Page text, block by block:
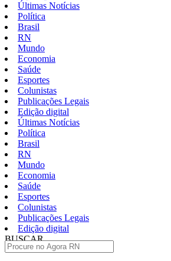
Últimas Notícias
Política
Brasil
RN
Mundo
Economia
Saúde
Esportes
Colunistas
Publicações Legais
Edição digital
Últimas Notícias
Política
Brasil
RN
Mundo
Economia
Saúde
Esportes
Colunistas
Publicações Legais
Edição digital
BUSCAR